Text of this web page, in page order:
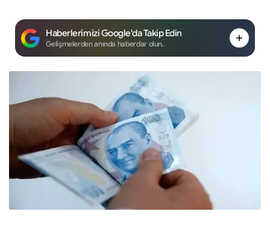
Haberlerimizi Google'da Takip Edin
Gelişmelerden anında haberdar olun.